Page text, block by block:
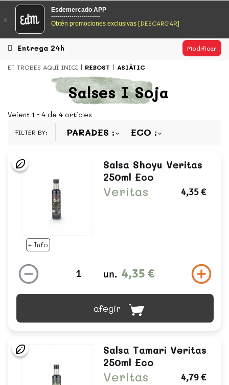
EsDeMercado.com
EsDeMercado.com te lleva a casa los mejores productos de
los mejores mercados de Barcelona y de productores
locales.
EsDeMercado.com
EsDeMercado.com te lleva a casa los mejores productos de
los mejores mercados de Barcelona y de productores
x
Esdemercado APP
------------------------
Obtén promociones exclusivas [DESCARGAR]
Entrega 24h Modificar
ET TROBES AQUÍ INICI REBOST ASIÀTIC
Salses I Soja
Veient 1 - 4 de 4 articles
FILTER BY: PARADES ECO
+ Info
Salsa Shoyu Veritas
250ml Eco
Veritas 4,35 €
un. 4,35 €
afegir
Salsa Tamari Veritas
250ml Eco
Veritas 4,79 €